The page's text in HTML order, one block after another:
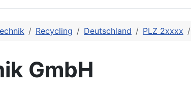
Recycling Deutschland PLZ 2xxxx
GmbH